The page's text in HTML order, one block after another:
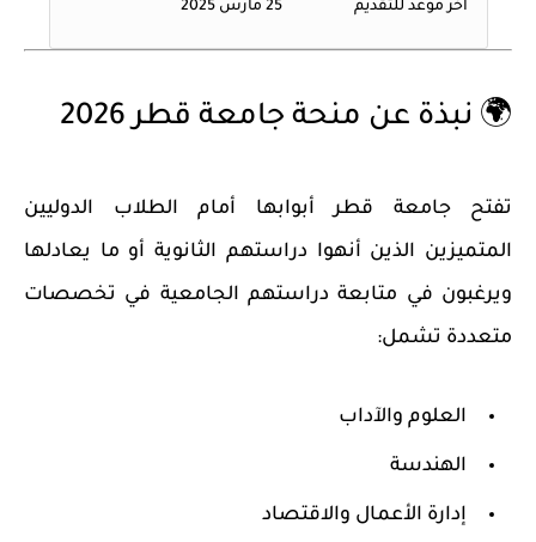
آخر موعد للتقديم 25 مارس 2025
🌍 نبذة عن منحة جامعة قطر 2026
تفتح جامعة قطر أبوابها أمام الطلاب الدوليين
المتميزين الذين أنهوا دراستهم الثانوية أو ما يعادلها
ويرغبون في متابعة دراستهم الجامعية في تخصصات
متعددة تشمل:
العلوم والآداب
الهندسة
إدارة الأعمال والاقتصاد